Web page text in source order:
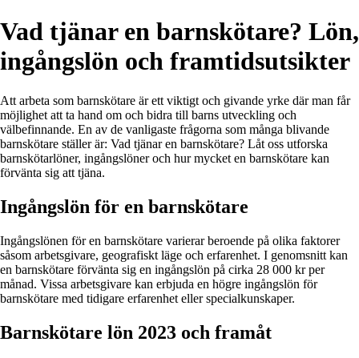
Vad tjänar en barnskötare? Lön,
ingångslön och framtidsutsikter
Att arbeta som barnskötare är ett viktigt och givande yrke där man får
möjlighet att ta hand om och bidra till barns utveckling och
välbefinnande. En av de vanligaste frågorna som många blivande
barnskötare ställer är: Vad tjänar en barnskötare? Låt oss utforska
barnskötarlöner, ingångslöner och hur mycket en barnskötare kan
förvänta sig att tjäna.
Ingångslön för en barnskötare
Ingångslönen för en barnskötare varierar beroende på olika faktorer
såsom arbetsgivare, geografiskt läge och erfarenhet. I genomsnitt kan
en barnskötare förvänta sig en ingångslön på cirka 28 000 kr per
månad. Vissa arbetsgivare kan erbjuda en högre ingångslön för
barnskötare med tidigare erfarenhet eller specialkunskaper.
Barnskötare lön 2023 och framåt